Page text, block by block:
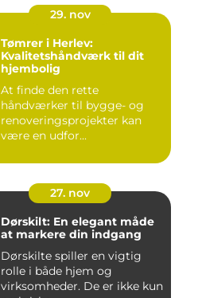
29. nov
Tømrer i Herlev:
Kvalitetshåndværk til dit
hjembolig
At finde den rette
håndværker til bygge- og
renoveringsprojekter kan
være en udfor...
27. nov
Dørskilt: En elegant måde
at markere din indgang
Dørskilte spiller en vigtig
rolle i både hjem og
virksomheder. De er ikke kun